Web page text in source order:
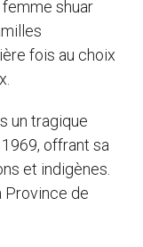
shuar
fois au choix
un tragique
offrant sa
et indigènes.
Province de